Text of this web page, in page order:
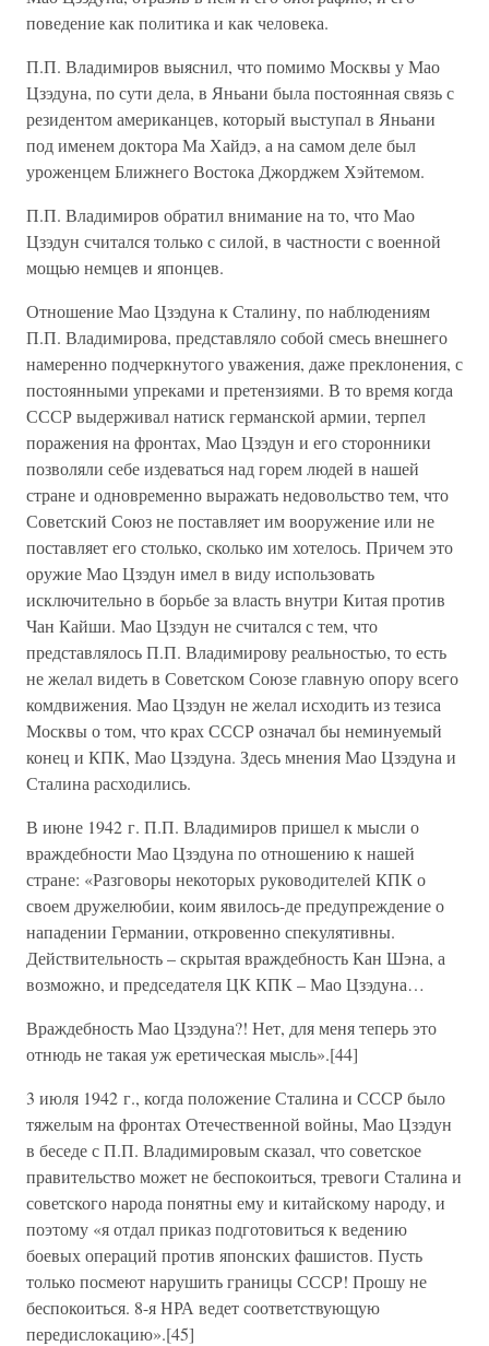
поведение как политика и как человека.
П.П. Владимиров выяснил, что помимо Москвы у Мао
Цзэдуна, по сути дела, в Яньани была постоянная связь с
резидентом американцев, который выступал в Яньани
под именем доктора Ма Хайдэ, а на самом деле был
уроженцем Ближнего Востока Джорджем Хэйтемом.
П.П. Владимиров обратил внимание на то, что Мао
Цзэдун считался только с силой, в частности с военной
мощью немцев и японцев.
Отношение Мао Цзэдуна к Сталину, по наблюдениям
П.П. Владимирова, представляло собой смесь внешнего
намеренно подчеркнутого уважения, даже преклонения, с
постоянными упреками и претензиями. В то время когда
СССР выдерживал натиск германской армии, терпел
поражения на фронтах, Мао Цзэдун и его сторонники
позволяли себе издеваться над горем людей в нашей
стране и одновременно выражать недовольство тем, что
Советский Союз не поставляет им вооружение или не
поставляет его столько, сколько им хотелось. Причем это
оружие Мао Цзэдун имел в виду использовать
исключительно в борьбе за власть внутри Китая против
Чан Кайши. Мао Цзэдун не считался с тем, что
представлялось П.П. Владимирову реальностью, то есть
не желал видеть в Советском Союзе главную опору всего
комдвижения. Мао Цзэдун не желал исходить из тезиса
Москвы о том, что крах СССР означал бы неминуемый
конец и КПК, Мао Цзэдуна. Здесь мнения Мао Цзэдуна и
Сталина расходились.
В июне 1942 г. П.П. Владимиров пришел к мысли о
враждебности Мао Цзэдуна по отношению к нашей
стране: «Разговоры некоторых руководителей КПК о
своем дружелюбии, коим явилось-де предупреждение о
нападении Германии, откровенно спекулятивны.
Действительность – скрытая враждебность Кан Шэна, а
возможно, и председателя ЦК КПК – Мао Цзэдуна…
Враждебность Мао Цзэдуна?! Нет, для меня теперь это
отнюдь не такая уж еретическая мысль».[44]
3 июля 1942 г., когда положение Сталина и СССР было
тяжелым на фронтах Отечественной войны, Мао Цзэдун
в беседе с П.П. Владимировым сказал, что советское
правительство может не беспокоиться, тревоги Сталина и
советского народа понятны ему и китайскому народу, и
поэтому «я отдал приказ подготовиться к ведению
боевых операций против японских фашистов. Пусть
только посмеют нарушить границы СССР! Прошу не
беспокоиться. 8-я НРА ведет соответствующую
передислокацию».[45]